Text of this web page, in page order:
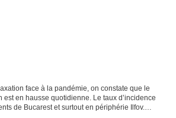
face à la pandémie, on constate que le
est en hausse quotidienne. Le taux d’incidence
de Bucarest et surtout en périphérie Ilfov.